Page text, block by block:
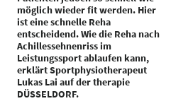
möglich wieder fit werden. Hier
ist eine schnelle Reha
entscheidend. Wie die Reha nach
Achillessehnenriss im
Leistungssport ablaufen kann,
erklärt Sportphysiotherapeut
Lukas Lai auf der therapie
DÜSSELDORF.